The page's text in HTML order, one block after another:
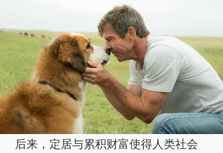
后来，定居与累积财富使得人类社会